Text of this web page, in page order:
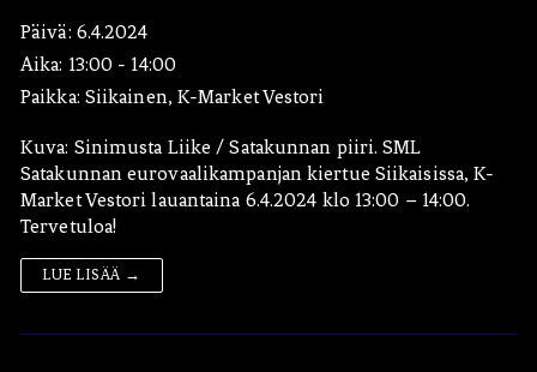
Päivä: 6.4.2024
Aika: 13:00 - 14:00
Paikka: Siikainen, K-Market Vestori
Kuva: Sinimusta Liike / Satakunnan piiri. SML
Satakunnan eurovaalikampanjan kiertue Siikaisissa, K-
Market Vestori lauantaina 6.4.2024 klo 13:00 – 14:00.
Tervetuloa!
LUE LISÄÄ →